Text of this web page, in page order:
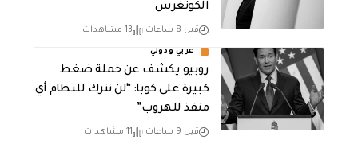
الكونغرس
قبل 8 ساعات 13 مشاهدات
عربي ودولي
روبيو يكشف عن حملة ضغط
كبيرة على كوبا: “لن نترك للنظام أي
منفذ للهروب”
قبل 9 ساعات 11 مشاهدات